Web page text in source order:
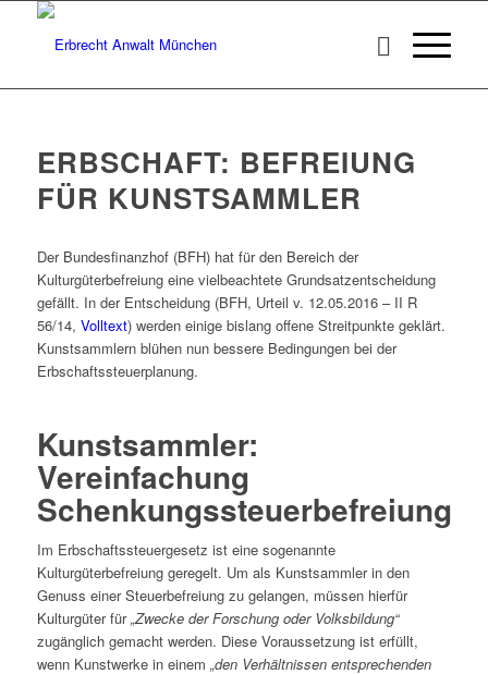
ERBSCHAFT: BEFREIUNG
FÜR KUNSTSAMMLER
Der Bundesfinanzhof (BFH) hat für den Bereich der
Kulturgüterbefreiung eine vielbeachtete Grundsatzentscheidung
gefällt. In der Entscheidung (BFH, Urteil v. 12.05.2016 – II R
56/14, Volltext) werden einige bislang offene Streitpunkte geklärt.
Kunstsammlern blühen nun bessere Bedingungen bei der
Erbschaftssteuerplanung.
Kunstsammler:
Vereinfachung
Schenkungssteuerbefreiung
Im Erbschaftssteuergesetz ist eine sogenannte
Kulturgüterbefreiung geregelt. Um als Kunstsammler in den
Genuss einer Steuerbefreiung zu gelangen, müssen hierfür
Kulturgüter für„Zwecke der Forschung oder Volksbildung“
zugänglich gemacht werden. Diese Voraussetzung ist erfüllt,
wenn Kunstwerke in einem „den Verhältnissen entsprechenden